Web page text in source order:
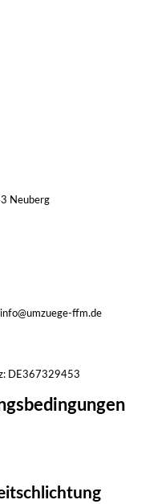
Neuberg
ffm.de
DE367329453